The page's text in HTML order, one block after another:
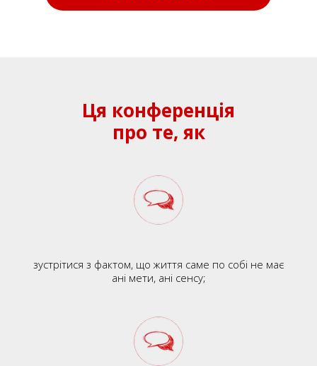
Ця конференція
про те, як
зустрітися з фактом, що життя саме по собі не має
ані мети, ані сенсу;